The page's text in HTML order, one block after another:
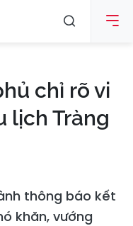
chỉ rõ vi
lịch Tràng
thông báo kết
khăn, vướng